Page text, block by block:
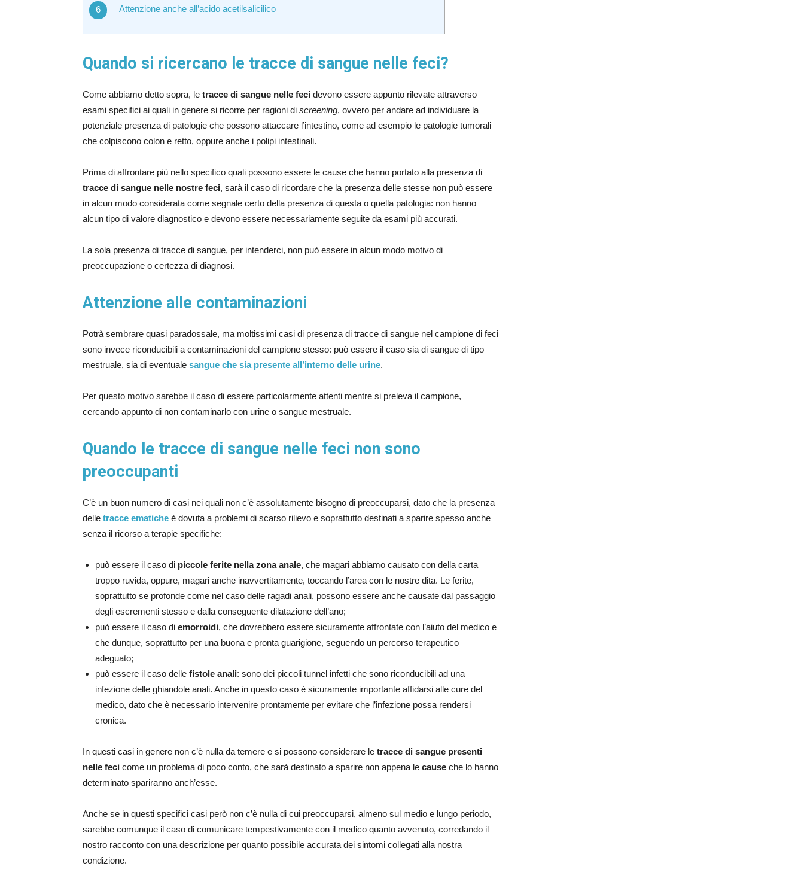
Attenzione anche all’acido acetilsalicilico
Quando si ricercano le tracce di sangue nelle feci?
Come abbiamo detto sopra, le tracce di sangue nelle feci devono essere appunto rilevate attraverso
esami specifici ai quali in genere si ricorre per ragioni di screening, ovvero per andare ad individuare la
potenziale presenza di patologie che possono attaccare l’intestino, come ad esempio le patologie tumorali
che colpiscono colon e retto, oppure anche i polipi intestinali.
Prima di affrontare più nello specifico quali possono essere le cause che hanno portato alla presenza di
tracce di sangue nelle nostre feci, sarà il caso di ricordare che la presenza delle stesse non può essere
in alcun modo considerata come segnale certo della presenza di questa o quella patologia: non hanno
alcun tipo di valore diagnostico e devono essere necessariamente seguite da esami più accurati.
La sola presenza di tracce di sangue, per intenderci, non può essere in alcun modo motivo di
preoccupazione o certezza di diagnosi.
Attenzione alle contaminazioni
Potrà sembrare quasi paradossale, ma moltissimi casi di presenza di tracce di sangue nel campione di feci
sono invece riconducibili a contaminazioni del campione stesso: può essere il caso sia di sangue di tipo
mestruale, sia di eventuale sangue che sia presente all’interno delle urine.
Per questo motivo sarebbe il caso di essere particolarmente attenti mentre si preleva il campione,
cercando appunto di non contaminarlo con urine o sangue mestruale.
Quando le tracce di sangue nelle feci non sono
preoccupanti
C’è un buon numero di casi nei quali non c’è assolutamente bisogno di preoccuparsi, dato che la presenza
delle tracce ematiche è dovuta a problemi di scarso rilievo e soprattutto destinati a sparire spesso anche
senza il ricorso a terapie specifiche:
può essere il caso di piccole ferite nella zona anale, che magari abbiamo causato con della carta
troppo ruvida, oppure, magari anche inavvertitamente, toccando l’area con le nostre dita. Le ferite,
soprattutto se profonde come nel caso delle ragadi anali, possono essere anche causate dal passaggio
degli escrementi stesso e dalla conseguente dilatazione dell’ano;
può essere il caso di emorroidi, che dovrebbero essere sicuramente affrontate con l’aiuto del medico e
che dunque, soprattutto per una buona e pronta guarigione, seguendo un percorso terapeutico
adeguato;
può essere il caso delle fistole anali: sono dei piccoli tunnel infetti che sono riconducibili ad una
infezione delle ghiandole anali. Anche in questo caso è sicuramente importante affidarsi alle cure del
medico, dato che è necessario intervenire prontamente per evitare che l’infezione possa rendersi
cronica.
In questi casi in genere non c’è nulla da temere e si possono considerare le tracce di sangue presenti
nelle feci come un problema di poco conto, che sarà destinato a sparire non appena le cause che lo hanno
determinato spariranno anch’esse.
Anche se in questi specifici casi però non c’è nulla di cui preoccuparsi, almeno sul medio e lungo periodo,
sarebbe comunque il caso di comunicare tempestivamente con il medico quanto avvenuto, corredando il
nostro racconto con una descrizione per quanto possibile accurata dei sintomi collegati alla nostra
condizione.